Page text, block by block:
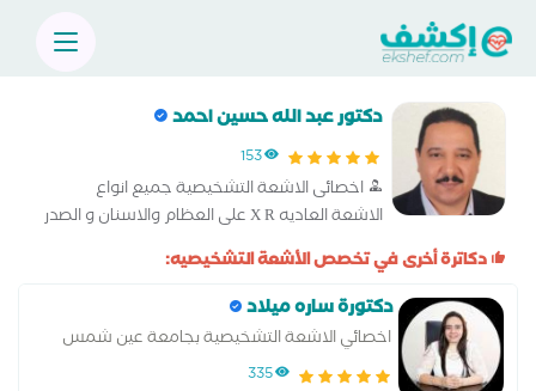
دكتور عبد الله حسين احمد
153
اخصائى الاشعة التشخيصية جميع انواع
الاشعة العاديه X R على العظام والاسنان و الصدر
والاقدام والاذرع
دكاترة أخرى في تخصص الأشعة التشخيصيه:
دكتورة ساره ميلاد
اخصائي الاشعة التشخيصية بجامعة عين شمس
335